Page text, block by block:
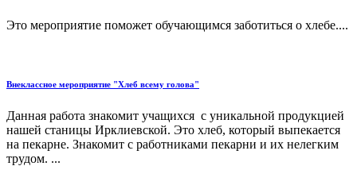
Это мероприятие поможет обучающимся заботиться о хлебе....
Внеклассное мероприятие "Хлеб всему голова"
Данная работа знакомит учащихся с уникальной продукцией
нашей станицы Ирклиевской. Это хлеб, который выпекается
на пекарне. Знакомит с работниками пекарни и их нелегким
трудом. ...